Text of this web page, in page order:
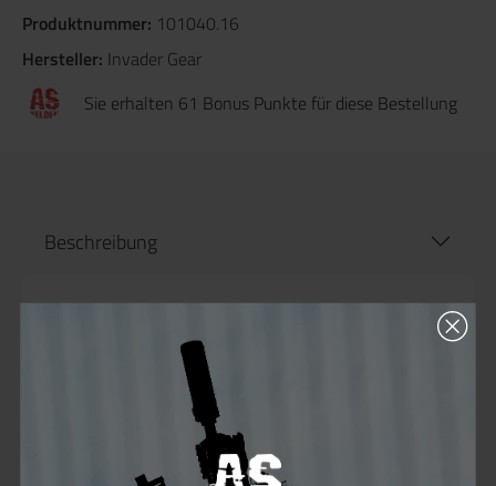
Produktnummer: 101040.16
Hersteller: Invader Gear
Sie erhalten 61 Bonus Punkte für diese Bestellung
Beschreibung
Predator Combat Pant"
Invader Gear Predator Combat Pant
entwickelt, um dem Benutzer ein Höchstmaß
Mobilität, Schutz und Atmungsaktivität
bieten – weit über das hinaus, was klassische